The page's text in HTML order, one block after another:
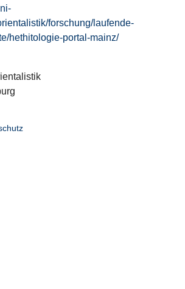
forschung/laufende-
hethitologie-portal-mainz/